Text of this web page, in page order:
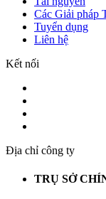
Các Giải pháp
Tuyển dụng
Liên hệ
Kết nối
Địa chỉ công ty
TRỤ SỞ